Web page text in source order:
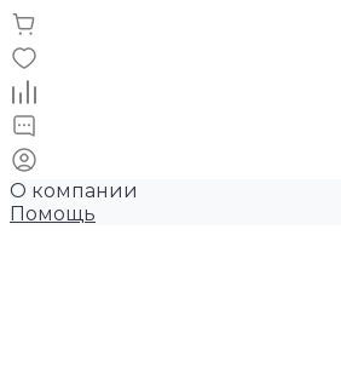
О компании
Помощь